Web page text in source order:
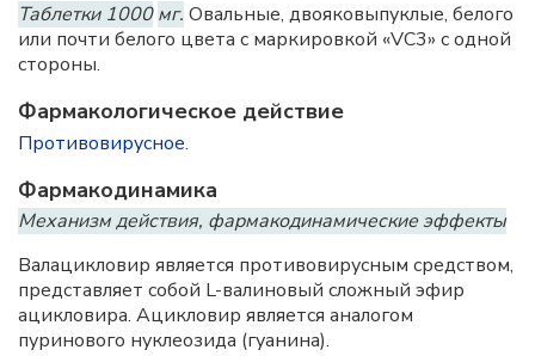
Таблетки 1000 мг. Овальные, двояковыпуклые, белого
или почти белого цвета с маркировкой «VC3» с одной
стороны.
Фармакологическое действие
Противовирусное.
Фармакодинамика
Механизм действия, фармакодинамические эффекты
Валацикловир является противовирусным средством,
представляет собой L-валиновый сложный эфир
ацикловира. Ацикловир является аналогом
пуринового нуклеозида (гуанина).